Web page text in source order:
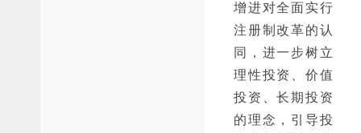
增进对全面实行
注册制改革的认
同，进一步树立
理性投资、价值
投资、长期投资
的理念，引导投